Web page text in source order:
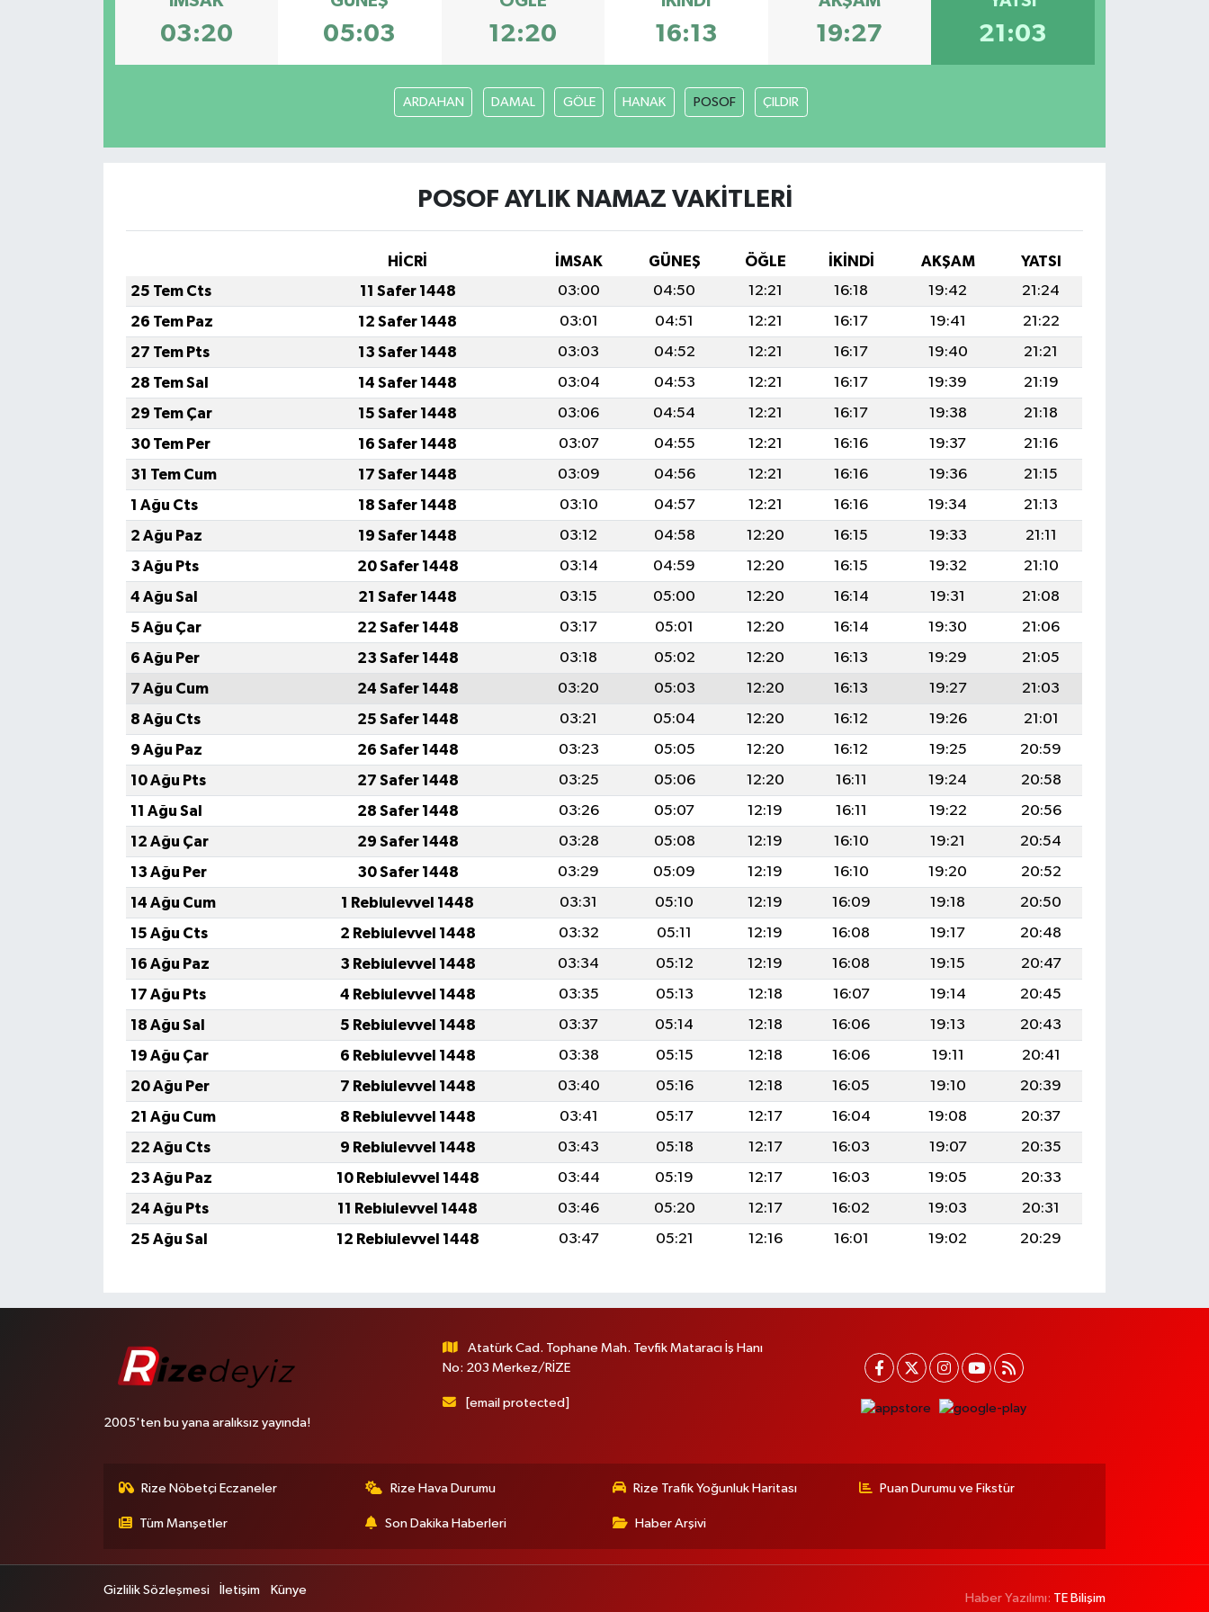
03:20 05:03 12:20 16:13 19:27 21:03
ARDAHAN DAMAL GÖLE HANAK POSOF ÇILDIR
POSOF AYLIK NAMAZ VAKITLERI
HİCRİ İMSAK GÜNEŞ ÖĞLE İKINDI AKŞAM
YATSI
25 Tem Cts
11 Safer 1448 03:00 04:50 12:21 16:18 19:42
21:24
26 Tem Paz
12 Safer 1448 03:01 04:51 12:21 16:17 19:41
21:22
27 Tem Pts
13 Safer 1448 03:03 04:52 12:21 16:17 19:40
21:21
28 Tem Sal
14 Safer 1448 03:04 04:53 12:21 16:17 19:39
21:19
29 Tem Çar
15 Safer 1448 03:06 04:54 12:21 16:17 19:38
21:18
30 Tem Per
16 Safer 1448 03:07 04:55 12:21 16:16 19:37
21:16
31 Tem Cum
17 Safer 1448 03:09 04:56 12:21 16:16 19:36
21:15
1 Ağu Cts
18 Safer 1448 03:10 04:57 12:21 16:16 19:34
21:13
2 Ağu Paz
19 Safer 1448 03:12 04:58 12:20 16:15 19:33
21:11
3 Ağu Pts
20 Safer 1448 03:14 04:59 12:20 16:15 19:32
21:10
4 Ağu Sal
21 Safer 1448 03:15 05:00 12:20 16:14 19:31
21:08
5 Ağu Çar
22 Safer 1448 03:17 05:01 12:20 16:14 19:30
21:06
6 Ağu Per
23 Safer 1448 03:18 05:02 12:20 16:13 19:29
21:05
7 Ağu Cum
24 Safer 1448 03:20 05:03 12:20 16:13 19:27
21:03
8 Ağu Cts
25 Safer 1448 03:21 05:04 12:20 16:12 19:26
21:01
9 Ağu Paz
26 Safer 1448 03:23 05:05 12:20 16:12 19:25
20:59
10 Ağu Pts
27 Safer 1448 03:25 05:06 12:20 16:11 19:24
20:58
11 Ağu Sal
28 Safer 1448 03:26 05:07 12:19 16:11 19:22
20:56
12 Ağu Çar
29 Safer 1448 03:28 05:08 12:19 16:10 19:21
20:54
13 Ağu Per
30 Safer 1448 03:29 05:09 12:19 16:10 19:20
20:52
14 Ağu Cum
1 Rebiulevvel 1448 03:31 05:10 12:19 16:09 19:18
20:50
15 Ağu Cts
2 Rebiulevvel 1448 03:32 05:11 12:19 16:08 19:17
20:48
16 Ağu Paz
3 Rebiulevvel 1448 03:34 05:12 12:19 16:08 19:15
20:47
17 Ağu Pts
4 Rebiulevvel 1448 03:35 05:13 12:18 16:07 19:14
20:45
18 Ağu Sal
5 Rebiulevvel 1448 03:37 05:14 12:18 16:06 19:13
20:43
19 Ağu Çar
6 Rebiulevvel 1448 03:38 05:15 12:18 16:06 19:11
20:41
20 Ağu Per
7 Rebiulevvel 1448 03:40 05:16 12:18 16:05 19:10
20:39
21 Ağu Cum
8 Rebiulevvel 1448 03:41 05:17 12:17 16:04 19:08
20:37
22 Ağu Cts
9 Rebiulevvel 1448 03:43 05:18 12:17 16:03 19:07
20:35
23 Ağu Paz
10 Rebiulevvel 1448 03:44 05:19 12:17 16:03 19:05
20:33
24 Ağu Pts
11 Rebiulevvel 1448 03:46 05:20 12:17 16:02 19:03
20:31
25 Ağu Sal
12 Rebiulevvel 1448 03:47 05:21 12:16 16:01 19:02 20:29
2005'ten bu yana aralıksız yayında!
Atatürk Cad. Tophane Mah. Tevfik Mataracı İş Hanı
No: 203 Merkez/RİZE
[email protected]
Rize Nöbetçi Eczaneler Rize Hava Durumu Rize Trafik Yoğunluk Haritası Puan Durumu ve Fikstür
Tüm Manşetler Son Dakika Haberleri Haber Arşivi
Gizlilik Sözleşmesi İletişim Künye
Haber Yazılımı: TE Bilişim